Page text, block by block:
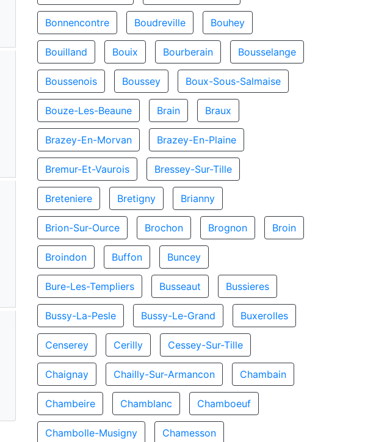
Bonnencontre Boudreville Bouhey
Bouilland Bouix Bourberain Bousselange
Boussenois Boussey Boux-Sous-Salmaise
Bouze-Les-Beaune Brain Braux
Brazey-En-Morvan Brazey-En-Plaine
Bremur-Et-Vaurois Bressey-Sur-Tille
Breteniere Bretigny Brianny
Brion-Sur-Ource Brochon Brognon Broin
Broindon Buffon Buncey
Bure-Les-Templiers Busseaut Bussieres
Bussy-La-Pesle Bussy-Le-Grand Buxerolles
Censerey Cerilly Cessey-Sur-Tille
Chaignay Chailly-Sur-Armancon Chambain
Chambeire Chamblanc Chamboeuf
Chambolle-Musigny Chamesson